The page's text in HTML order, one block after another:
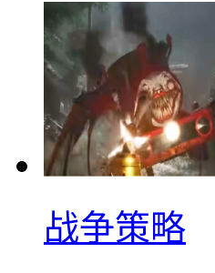
战争策略